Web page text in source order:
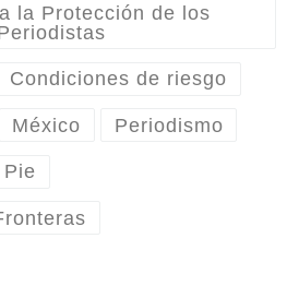
la Protección de los
Condiciones de riesgo
México Periodismo